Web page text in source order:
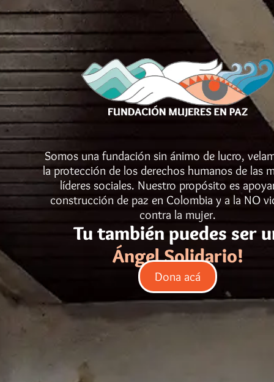
Somos una fundación sin ánimo de lucro,
la protección de los derechos humanos de las
líderes sociales. Nuestro propósito es
construcción de paz en Colombia y a la NO
contra la mujer.
Tu también puedes ser
Ángel Solidario!
Dona acá